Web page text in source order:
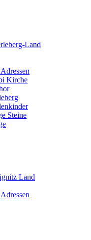
Land
Kirche
Steine
Land